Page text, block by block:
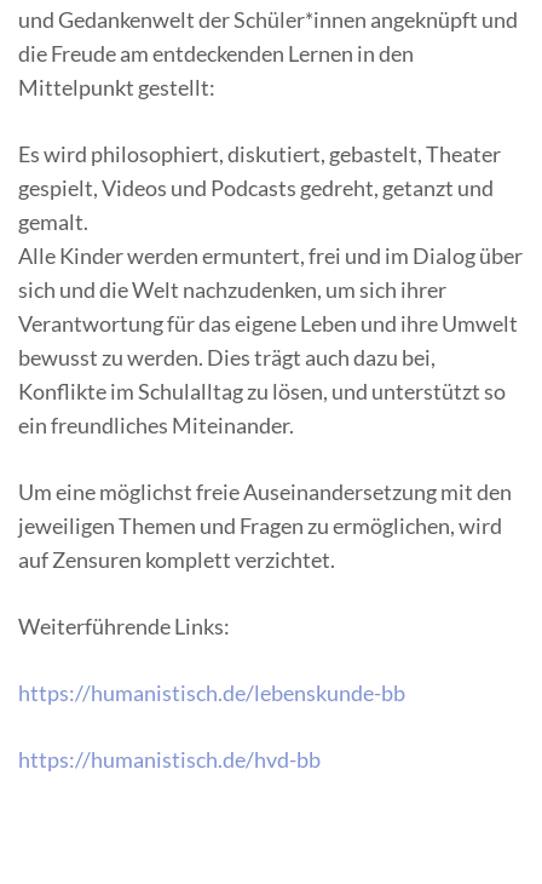
und Gedankenwelt der Schüler*innen angeknüpft und
die Freude am entdeckenden Lernen in den
Mittelpunkt gestellt:
Es wird philosophiert, diskutiert, gebastelt, Theater
gespielt, Videos und Podcasts gedreht, getanzt und
gemalt.
Alle Kinder werden ermuntert, frei und im Dialog über
sich und die Welt nachzudenken, um sich ihrer
Verantwortung für das eigene Leben und ihre Umwelt
bewusst zu werden. Dies trägt auch dazu bei,
Konflikte im Schulalltag zu lösen, und unterstützt so
ein freundliches Miteinander.
Um eine möglichst freie Auseinandersetzung mit den
jeweiligen Themen und Fragen zu ermöglichen, wird
auf Zensuren komplett verzichtet.
Weiterführende Links:
https://humanistisch.de/lebenskunde-bb
https://humanistisch.de/hvd-bb